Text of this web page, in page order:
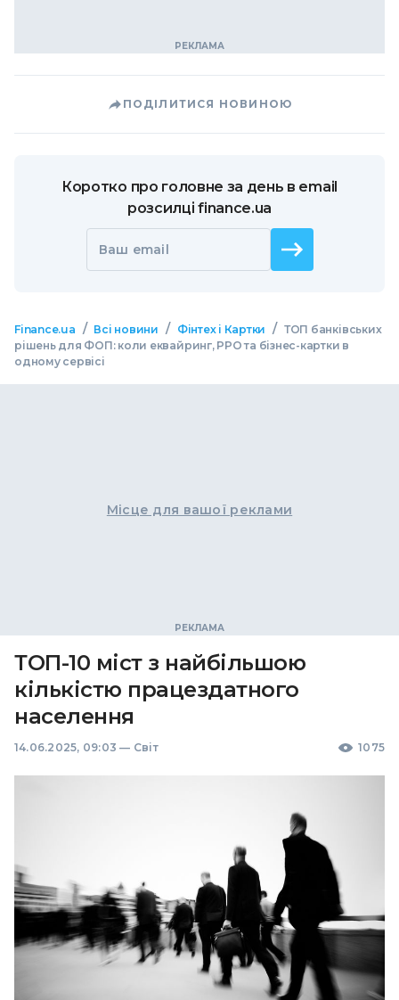
ПОДІЛИТИСЯ НОВИНОЮ
Коротко про головне за день в email
розсилці finance.ua
Ваш email
Finance.ua / Всі новини / Фінтех і Картки / ТОП банківських
рішень для ФОП: коли еквайринг, РРО та бізнес-картки в
одному сервісі
Місце для вашої реклами
ТОП-10 міст з найбільшою
кількістю працездатного
населення
14.06.2025, 09:03 — Світ 1075